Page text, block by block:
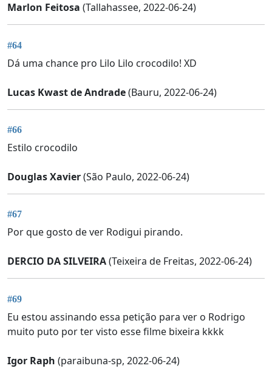
Marlon Feitosa (Tallahassee, 2022-06-24)
#64
Dá uma chance pro Lilo Lilo crocodilo! XD
Lucas Kwast de Andrade(Bauru, 2022-06-24)
#66
Estilo crocodilo
Douglas Xavier(São Paulo, 2022-06-24)
#67
Por que gosto de ver Rodigui pirando.
DERCIO DA SILVEIRA(Teixeira de Freitas, 2022-06-24)
#69
Eu estou assinando essa petição para ver o Rodrigo
muito puto por ter visto esse filme bixeira kkkk
Igor Raph (paraibuna-sp, 2022-06-24)